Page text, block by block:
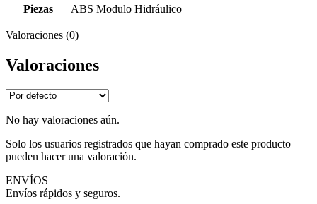
Piezas ABS Modulo Hidráulico
Valoraciones (0)
Valoraciones
No hay valoraciones aún.
Solo los usuarios registrados que hayan comprado este producto
pueden hacer una valoración.
ENVÍOS
Envíos rápidos y seguros.